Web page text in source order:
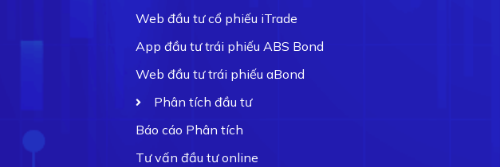
Web đầu tư cổ phiếu iTrade
App đầu tư trái phiếu ABS Bond
Web đầu tư trái phiếu aBond
Phân tích đầu tư
Báo cáo Phân tích
Tư vấn đầu tư online